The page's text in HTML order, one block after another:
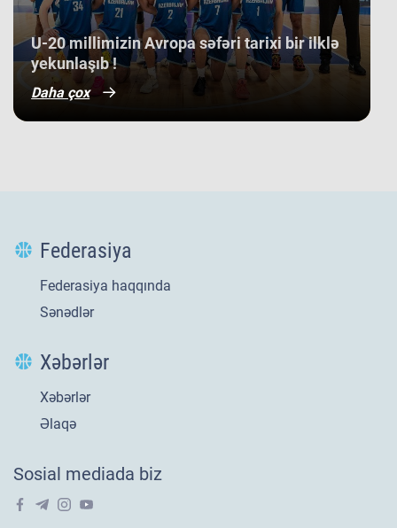
​U-20 millimizin Avropa səfəri tarixi bir ilklə
yekunlaşıb !
Daha çox
Yeni
​U-20 millimizin
Avropa səfəri tarixi
Federasiya
Federasiya haqqında
Sənədlər
Xəbərlər
Xəbərlər
Əlaqə
Sosial mediada biz